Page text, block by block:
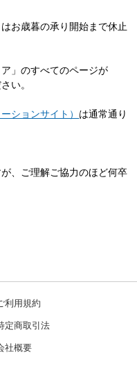
お歳暮の承り開始まで休止
」のすべてのページが
い。
ションサイト） は通常通り
、ご理解ご協力のほど何卒
利用規約
定商取引法
社概要